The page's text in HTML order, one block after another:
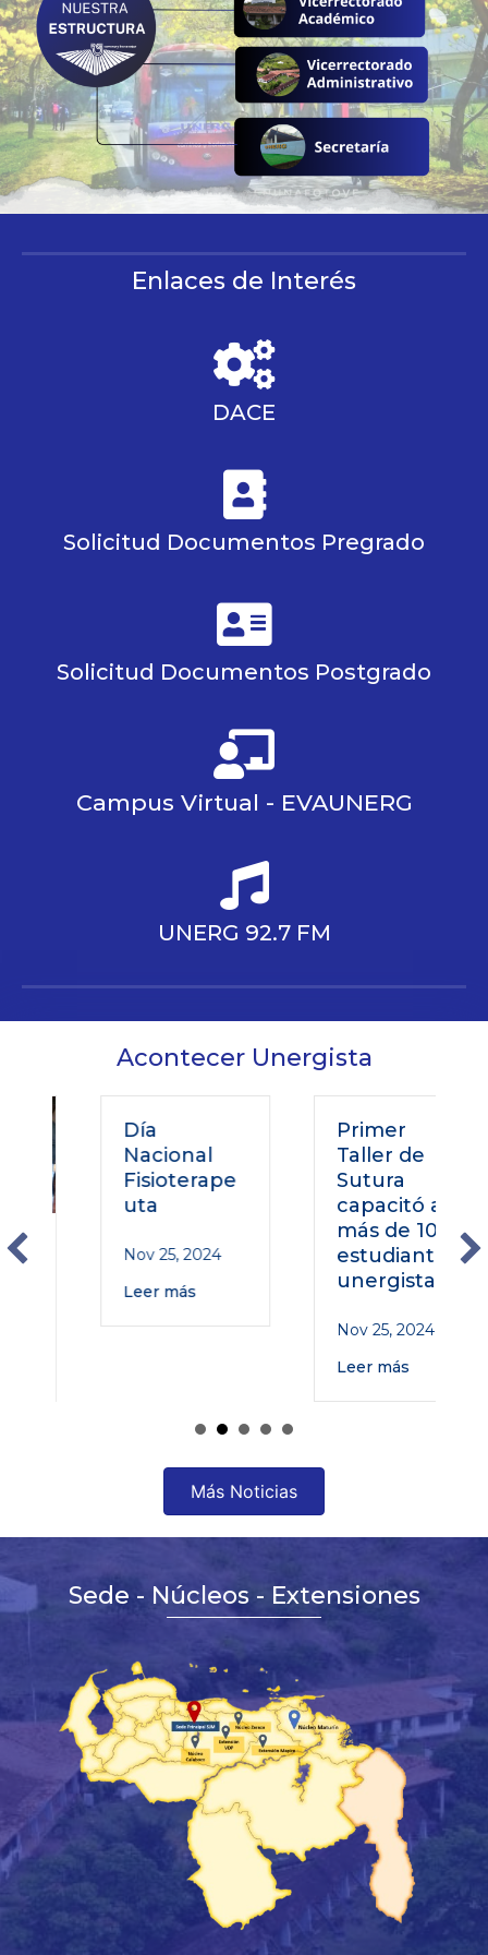
Enlaces de Interés
DACE
Solicitud Documentos Pregrado
Solicitud Documentos Postgrado
Campus Virtual - EVAUNERG
UNERG 92.7 FM
Acontecer Unergista
Nacional
Fisioterape
uta
Nov 25, 2024
Leer más
Primer
Taller de
Sutura
capacitó a
más de 100
estudiantes
unergistas
Nov 25, 2024
Leer más
Más Noticias
Sede - Núcleos - Extensiones